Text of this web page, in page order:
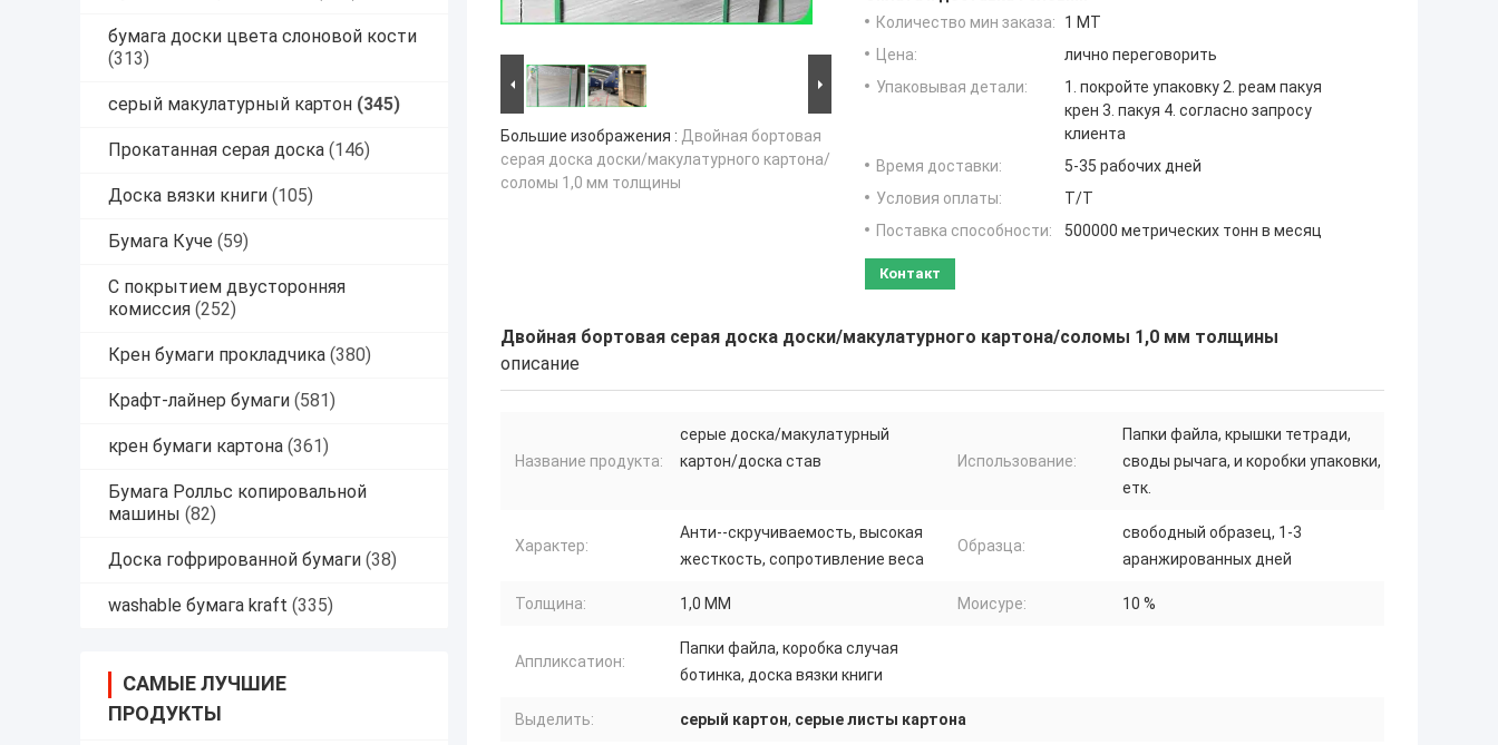
бумага доски цвета слоновой кости
(313)
серый макулатурный картон (345)
Прокатанная серая доска (146)
Доска вязки книги (105)
Бумага Куче (59)
С покрытием двусторонняя
комиссия (252)
Крен бумаги прокладчика (380)
Крафт-лайнер бумаги (581)
крен бумаги картона (361)
Бумага Ролльс копировальной
машины (82)
Доска гофрированной бумаги (38)
washable бумага kraft (335)
САМЫЕ ЛУЧШИЕ
ПРОДУКТЫ
Большие изображения : Двойная бортовая
серая доска доски/макулатурного картона/
соломы 1,0 мм толщины
Количество мин заказа:
1 МТ
Цена:
лично переговорить
Упаковывая детали:
1. покройте упаковку 2. реам пакуя
крен 3. пакуя 4. согласно запросу
клиента
Время доставки:
5-35 рабочих дней
Условия оплаты:
T/T
Поставка способности:
500000 метрических тонн в месяц
Контакт
Двойная бортовая серая доска доски/макулатурного картона/соломы 1,0 мм толщины
описание
Название продукта:
серые доска/макулатурный
картон/доска став
Использование:
Папки файла, крышки тетради,
своды рычага, и коробки упаковки,
етк.
Характер:
Анти--скручиваемость, высокая
жесткость, сопротивление веса
Образца:
свободный образец, 1-3
аранжированных дней
Толщина: 1,0 MM Моисуре: 10 %
Аппликсатион:
Папки файла, коробка случая
ботинка, доска вязки книги
Выделить: серый картон, серые листы картона